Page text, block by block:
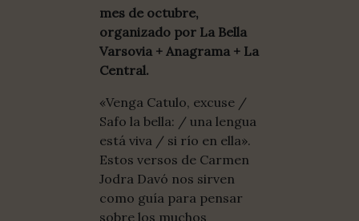
mes de octubre,
organizado por La Bella
Varsovia + Anagrama + La
Central.
«Venga Catulo, excuse /
Safo la bella: / una lengua
está viva / si río en ella».
Estos versos de Carmen
Jodra Davó nos sirven
como guía para pensar
sobre los muchos